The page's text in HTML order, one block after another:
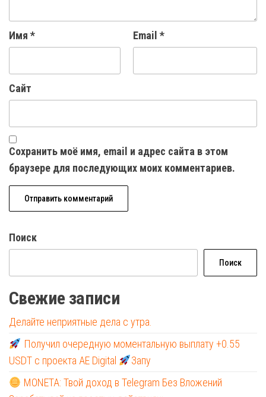
Имя * Email *
Сайт
Сохранить моё имя, email и адрес сайта в этом
браузере для последующих моих комментариев.
Поиск
Поиск
Свежие записи
Делайте неприятные дела с утра.
Получил очередную моментальную выплату +0.55
USDT с проекта AE Digital
Запу
MONETA: Твой доход в Telegram Без Вложений